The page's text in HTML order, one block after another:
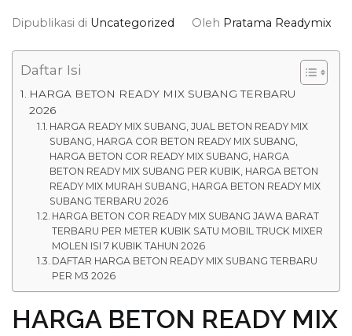
Dipublikasi di Uncategorized Oleh Pratama Readymix
Daftar Isi
HARGA BETON READY MIX SUBANG TERBARU
2026
HARGA READY MIX SUBANG, JUAL BETON READY MIX
SUBANG, HARGA COR BETON READY MIX SUBANG,
HARGA BETON COR READY MIX SUBANG, HARGA
BETON READY MIX SUBANG PER KUBIK, HARGA BETON
READY MIX MURAH SUBANG, HARGA BETON READY MIX
SUBANG TERBARU 2026
HARGA BETON COR READY MIX SUBANG JAWA BARAT
TERBARU PER METER KUBIK SATU MOBIL TRUCK MIXER
MOLEN ISI 7 KUBIK TAHUN 2026
DAFTAR HARGA BETON READY MIX SUBANG TERBARU
PER M3 2026
HARGA BETON READY MIX